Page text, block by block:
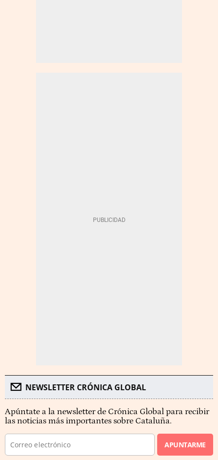
NEWSLETTER CRÓNICA GLOBAL
Apúntate a la newsletter de Crónica Global para recibir
las noticias más importantes sobre Cataluña.
APUNTARME